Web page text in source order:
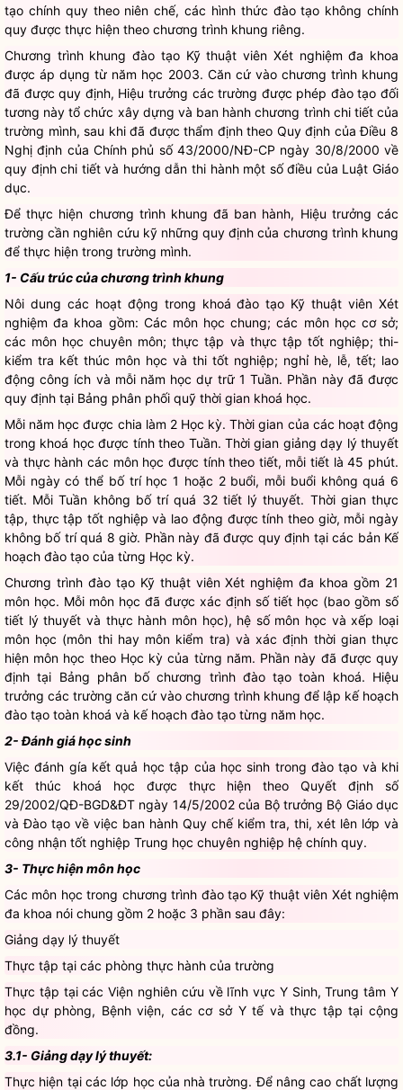
tạo chính quy theo niên chế, các hình thức đào tạo không chính
quy được thực hiện theo chương trình khung riêng.
Chương trình khung đào tạo Kỹ thuật viên Xét nghiệm đa khoa
được áp dụng từ năm học 2003. Căn cứ vào chương trình khung
đã được quy định, Hiệu trưởng các trường được phép đào tạo đối
tương này tổ chức xây dựng và ban hành chương trình chi tiết của
trường mình, sau khi đã được thẩm định theo Quy định củaĐiều 8
Nghị định của Chính phủ số 43/2000/NĐ-CP ngày 30/8/2000 về
quy định chi tiết và hướng dẫn thi hành một số điều của Luật Giáo
dục.
Để thực hiện chương trình khung đã ban hành, Hiệu trưởng các
trường cần nghiên cứu kỹ những quy định của chương trình khung
để thực hiện trong trường mình.
1- Cấu trúc của chương trình khung
Nôi dung các hoạt động trong khoá đào tạo Kỹ thuật viên Xét
nghiệm đa khoa gồm: Các môn học chung; các môn học cơ sở;
các môn học chuyên môn; thực tập và thực tập tốt nghiệp; thi-
kiểm tra kết thúc môn học và thi tốt nghiệp; nghỉ hè, lễ, tết; lao
động công ích và mỗi năm học dự trữ 1 Tuần. Phần này đã được
quy định tại Bảng phân phối quỹ thời gian khoá học.
Mỗi năm học được chia làm 2 Học kỳ. Thời gian của các hoạt động
trong khoá học được tính theo Tuần. Thời gian giảng dạy lý thuyết
và thực hành các môn học được tính theo tiết, mỗi tiết là 45 phút.
Mỗi ngày có thể bố trí học 1 hoặc 2 buổi, mỗi buổi không quá 6
tiết. Mỗi Tuần không bố trí quá 32 tiết lý thuyết. Thời gian thực
tập, thực tập tốt nghiệp và lao động được tính theo giờ, mỗi ngày
không bố trí quá 8 giờ. Phần này đã được quy định tại các bản Kế
hoạch đào tạo của từng Học kỳ.
Chương trình đào tạo Kỹ thuật viên Xét nghiệm đa khoa gồm 21
môn học. Mỗi môn học đã được xác định số tiết học (bao gồm số
tiết lý thuyết và thực hành môn học), hệ số môn học và xếp loại
môn học (môn thi hay môn kiểm tra) và xác định thời gian thực
hiện môn học theo Học kỳ của từng năm. Phần này đã được quy
định tại Bảng phân bố chương trình đào tạo toàn khoá. Hiệu
trưởng các trường căn cứ vào chương trình khung để lập kế hoạch
đào tạo toàn khoá và kế hoạch đào tạo từng năm học.
2- Đánh giá học sinh
Việc đánh gía kết quả học tập của học sinh trong đào tạo và khi
kết thúc khoá học được thực hiện theo Quyết định số
29/2002/QĐ-BGD&ĐT ngày 14/5/2002 của Bộ trưởng Bộ Giáo dục
và Đào tạo về việc ban hành Quy chế kiểm tra, thi, xét lên lớp và
công nhận tốt nghiệp Trung học chuyên nghiệp hệ chính quy.
3- Thực hiện môn học
Các môn học trong chương trình đào tạo Kỹ thuật viên Xét nghiệm
đa khoa nói chung gồm 2 hoặc 3 phần sau đây:
Giảng dạy lý thuyết
Thực tập tại các phòng thực hành của trường
Thực tập tại các Viện nghiên cứu về lĩnh vực Y Sinh, Trung tâm Y
học dự phòng, Bệnh viện, các cơ sở Y tế và thực tập tại cộng
đồng.
3.1- Giảng dạy lý thuyết:
Thực hiện tại các lớp học của nhà trường. Để nâng cao chất lượng